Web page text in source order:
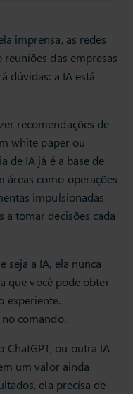
imprensa, as redes
das empresas
dúvidas: a IA está
recomendações de
white paper ou
de IA já é a base de
áreas como operações
impulsionadas
a tomar decisões cada
seja a IA, ela nunca
que você pode obter
experiente.
comando.
ChatGPT, ou outra IA
um valor ainda
ela precisa de